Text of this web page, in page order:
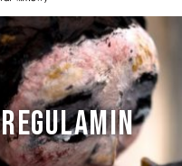
REGULAMIN